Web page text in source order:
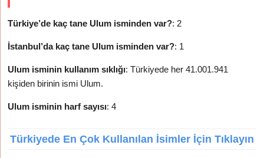
Türkiye’de kaç tane Ulum isminden var?: 2
İstanbul’da kaç tane Ulum isminden var?: 1
Ulum isminin kullanım sıklığı: Türkiyede her 41.001.941
kişiden birinin ismi Ulum.
Ulum isminin harf sayısı: 4
Türkiyede En Çok Kullanılan İsimler İçin Tıklayın